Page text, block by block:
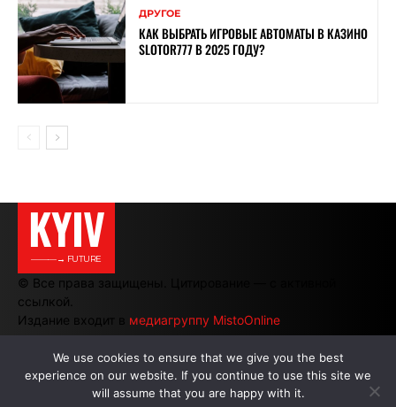
ДРУГОЕ
КАК ВЫБРАТЬ ИГРОВЫЕ АВТОМАТЫ В КАЗИНО
SLOTOR777 В 2025 ГОДУ?
KYIV
———→ FUTURE
© Все права защищены. Цитирование — с активной
ссылкой.
Издание входит в медиагруппу MistoOnline
АВТОРЫ | РЕКЛАМА НА САЙТЕ
We use cookies to ensure that we give you the best
experience on our website. If you continue to use this site we
will assume that you are happy with it.